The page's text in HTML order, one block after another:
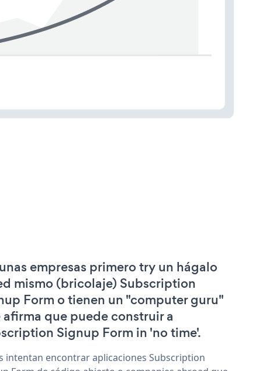
empresas primero try un hágalo
mismo (bricolaje) Subscription
Form o tienen un "computer guru"
afirma que puede construir a
Signup Form in 'no time'.
intentan encontrar aplicaciones Subscription